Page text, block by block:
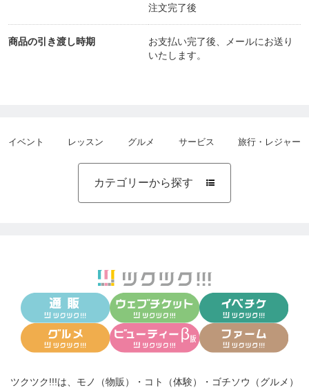
注文完了後
商品の引き渡し時期
お支払い完了後、メールにお送り
いたします。
イベント レッスン グルメ サービス 旅行・レジャー
カテゴリーから探す 
ツクツク!!!は、 モノ（物販） ・ コト（体験） ・ ゴチソウ（グルメ）